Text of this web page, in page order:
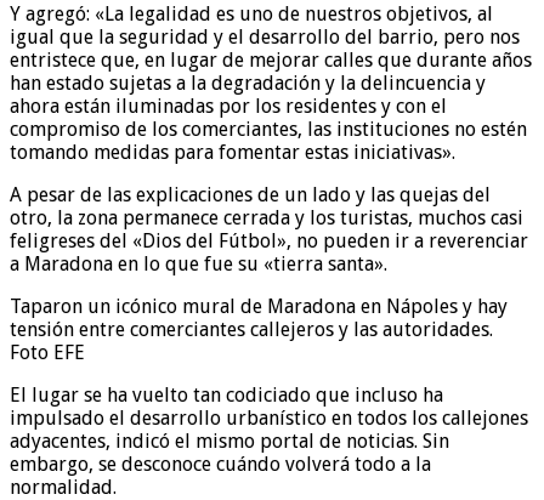
Y agregó: «La legalidad es uno de nuestros objetivos, al
igual que la seguridad y el desarrollo del barrio, pero nos
entristece que, en lugar de mejorar calles que durante años
han estado sujetas a la degradación y la delincuencia y
ahora están iluminadas por los residentes y con el
compromiso de los comerciantes, las instituciones no estén
tomando medidas para fomentar estas iniciativas».
A pesar de las explicaciones de un lado y las quejas del
otro, la zona permanece cerrada y los turistas, muchos casi
feligreses del «Dios del Fútbol», no pueden ir a reverenciar
a Maradona en lo que fue su «tierra santa».
Taparon un icónico mural de Maradona en Nápoles y hay
tensión entre comerciantes callejeros y las autoridades.
Foto EFE
El lugar se ha vuelto tan codiciado que incluso ha
impulsado el desarrollo urbanístico en todos los callejones
adyacentes, indicó el mismo portal de noticias. Sin
embargo, se desconoce cuándo volverá todo a la
normalidad.